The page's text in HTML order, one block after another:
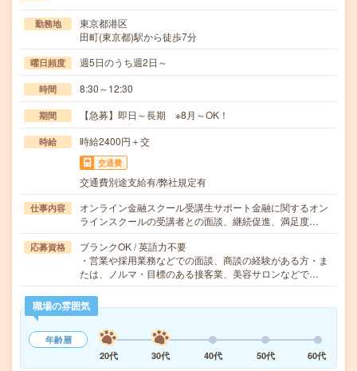
勤務地
東京都港区
田町(東京都)駅から徒歩7分
曜日頻度 週5日のうち週2日～
時間 8:30～12:30
期間 【急募】即日～長期 ※8月～OK！
時給 時給2400円＋交
交通費
交通費別途支給有/弊社規定有
仕事内容
オンライン金融スクール受講生サポート金融に関するオン
ラインスクールの受講者との面談、継続促進、満足度…
応募資格
ブランクOK / 英語力不要
・営業や採用業務などでの面談、商談の経験がある方・ま
たは、ノルマ・目標のある接客業、美容サロンなどで…
職場の雰囲気
年齢層
20代
30代 40代 50代 60代